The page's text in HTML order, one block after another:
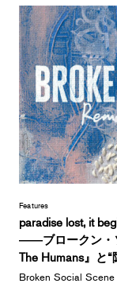
Features
paradise lost, it
――ブロークン・
The Humans』と“
Broken Social Scene